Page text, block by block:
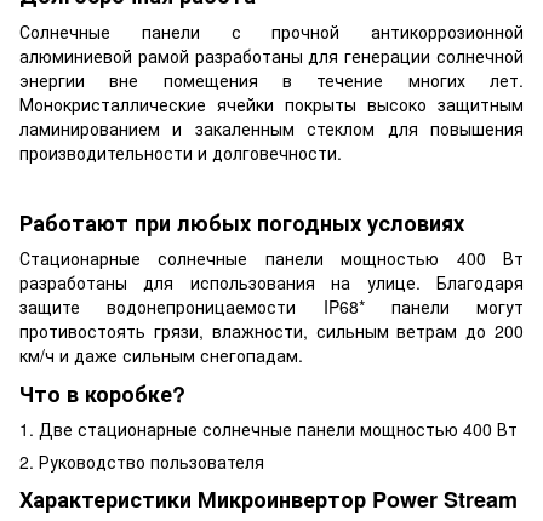
Солнечные панели с прочной антикоррозионной
алюминиевой рамой разработаны для генерации солнечной
энергии вне помещения в течение многих лет.
Монокристаллические ячейки покрыты высоко защитным
ламинированием и закаленным стеклом для повышения
производительности и долговечности.
Работают при любых погодных условиях
Стационарные солнечные панели мощностью 400 Вт
разработаны для использования на улице. Благодаря
защите водонепроницаемости IP68* панели могут
противостоять грязи, влажности, сильным ветрам до 200
км/ч и даже сильным снегопадам.
Что в коробке?
1. Две стационарные солнечные панели мощностью 400 Вт
2. Руководство пользователя
Характеристики Микроинвертор Power Stream